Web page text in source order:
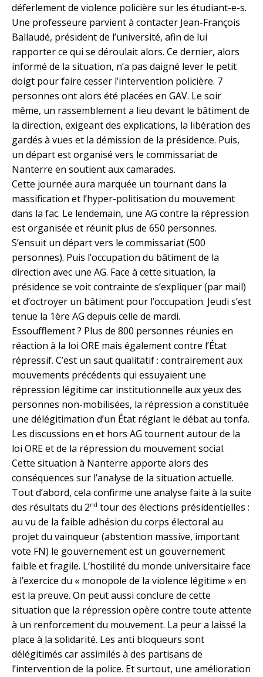
déferlement de violence policière sur les étudiant-e-s.
Une professeure parvient à contacter Jean-François
Ballaudé, président de l’université, afin de lui
rapporter ce qui se déroulait alors. Ce dernier, alors
informé de la situation, n’a pas daigné lever le petit
doigt pour faire cesser l’intervention policière. 7
personnes ont alors été placées en GAV. Le soir
même, un rassemblement a lieu devant le bâtiment de
la direction, exigeant des explications, la libération des
gardés à vues et la démission de la présidence. Puis,
un départ est organisé vers le commissariat de
Nanterre en soutient aux camarades.
Cette journée aura marquée un tournant dans la
massification et l’hyper-politisation du mouvement
dans la fac. Le lendemain, une AG contre la répression
est organisée et réunit plus de 650 personnes.
S’ensuit un départ vers le commissariat (500
personnes). Puis l’occupation du bâtiment de la
direction avec une AG. Face à cette situation, la
présidence se voit contrainte de s’expliquer (par mail)
et d’octroyer un bâtiment pour l’occupation. Jeudi s’est
tenue la 1ère AG depuis celle de mardi.
Essoufflement ? Plus de 800 personnes réunies en
réaction à la loi ORE mais également contre l’État
répressif. C’est un saut qualitatif : contrairement aux
mouvements précédents qui essuyaient une
répression légitime car institutionnelle aux yeux des
personnes non-mobilisées, la répression a constituée
une délégitimation d’un État réglant le débat au tonfa.
Les discussions en et hors AG tournent autour de la
loi ORE et de la répression du mouvement social.
Cette situation à Nanterre apporte alors des
conséquences sur l’analyse de la situation actuelle.
Tout d’abord, cela confirme une analyse faite à la suite
des résultats du 2nd tour des élections présidentielles :
au vu de la faible adhésion du corps électoral au
projet du vainqueur (abstention massive, important
vote FN) le gouvernement est un gouvernement
faible et fragile. L’hostilité du monde universitaire face
à l’exercice du « monopole de la violence légitime » en
est la preuve. On peut aussi conclure de cette
situation que la répression opère contre toute attente
à un renforcement du mouvement. La peur a laissé la
place à la solidarité. Les anti bloqueurs sont
délégitimés car assimilés à des partisans de
l’intervention de la police. Et surtout, une amélioration